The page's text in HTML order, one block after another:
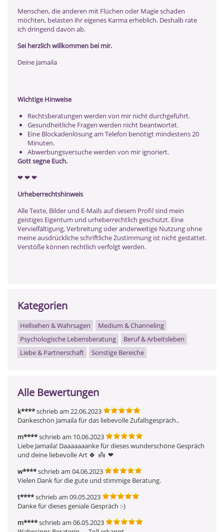
Menschen, die anderen mit Flüchen oder Magie schaden
möchten, belasten ihr eigenes Karma erheblich. Deshalb rate
ich dringend davon ab.
Sei herzlich willkommen bei mir.
Deine Jamaila
Wichtige Hinweise
Rechtsberatungen werden von mir nicht durchgeführt.
Gesundheitliche Fragen werden nicht beantwortet.
Eine Blockadenlösung am Telefon benötigt mindestens 20
Minuten.
Abwerbungsversuche werden von mir ignoriert.
Gott segne Euch.
❤ ️❤ ️❤ ️
Urheberrechtshinweis
Alle Texte, Bilder und E-Mails auf diesem Profil sind mein
geistiges Eigentum und urheberrechtlich geschützt. Eine
Vervielfältigung, Verbreitung oder anderweitige Nutzung ohne
meine ausdrückliche schriftliche Zustimmung ist nicht gestattet.
Verstöße können rechtlich verfolgt werden.
Kategorien
Hellsehen & Wahrsagen
Medium & Channeling
Psychologische Lebensberatung
Beruf & Arbeitsleben
Liebe & Partnerschaft
Sonstige Bereiche
Alle Bewertungen
k****schrieb am 22.06.2023
Dankeschön Jamaila für das liebevolle Zufallsgespräch..
m****schrieb am 10.06.2023
Liebe Jamaila! Daaaaaaanke für dieses wunderschöne Gespräch
und deine liebevolle Art 🍀  👼  ❤ ️
w****schrieb am 04.06.2023
Vielen Dank für die gute und stimmige Beratung.
t****schrieb am 09.05.2023
Danke für dieses geniale Gespräch :-)
m****schrieb am 06.05.2023